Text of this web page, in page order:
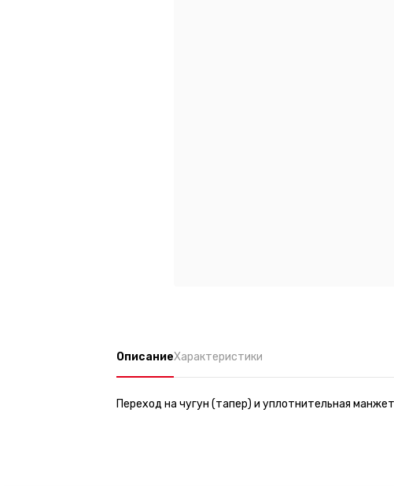
ОписаниеХарактеристики
Переход на чугун (тапер) и уплотнительная